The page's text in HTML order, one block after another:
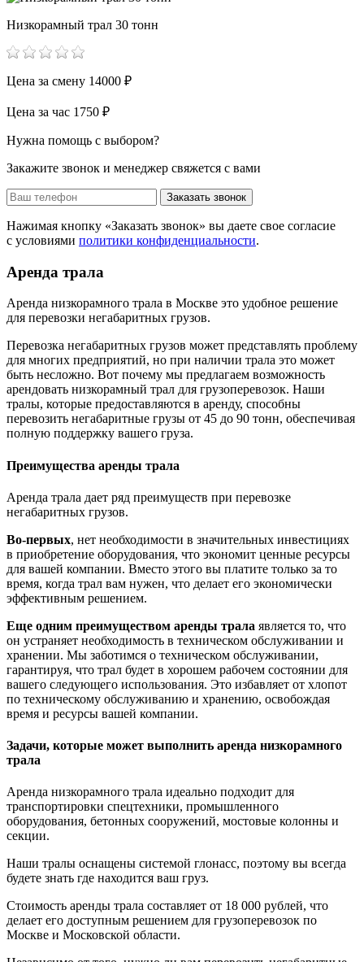
Низкорамный трал 30 тонн
Цена за смену 14000 ₽
Цена за час 1750 ₽
Нужна помощь с выбором?
Закажите звонок и менеджер свяжется с вами
Заказать звонок
Нажимая кнопку «Заказать звонок» вы даете свое согласие
с условиями политики конфиденциальности.
Аренда трала
Аренда низкорамного трала в Москве это удобное решение
для перевозки негабаритных грузов.
Перевозка негабаритных грузов может представлять проблему
для многих предприятий, но при наличии трала это может
быть несложно. Вот почему мы предлагаем возможность
арендовать низкорамный трал для грузоперевозок. Наши
тралы, которые предоставляются в аренду, способны
перевозить негабаритные грузы от 45 до 90 тонн, обеспечивая
полную поддержку вашего груза.
Преимущества аренды трала
Аренда трала дает ряд преимуществ при перевозке
негабаритных грузов.
Во-первых, нет необходимости в значительных инвестициях
в приобретение оборудования, что экономит ценные ресурсы
для вашей компании. Вместо этого вы платите только за то
время, когда трал вам нужен, что делает его экономически
эффективным решением.
Еще одним преимуществом аренды трала является то, что
он устраняет необходимость в техническом обслуживании и
хранении. Мы заботимся о техническом обслуживании,
гарантируя, что трал будет в хорошем рабочем состоянии для
вашего следующего использования. Это избавляет от хлопот
по техническому обслуживанию и хранению, освобождая
время и ресурсы вашей компании.
Задачи, которые может выполнить аренда низкорамного
трала
Аренда низкорамного трала идеально подходит для
транспортировки спецтехники, промышленного
оборудования, бетонных сооружений, мостовые колонны и
секции.
Наши тралы оснащены системой глонасс, поэтому вы всегда
будете знать где находится ваш груз.
Стоимость аренды трала составляет от 18 000 рублей, что
делает его доступным решением для грузоперевозок по
Москве и Московской области.